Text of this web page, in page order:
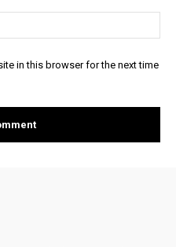
in this browser for the next time